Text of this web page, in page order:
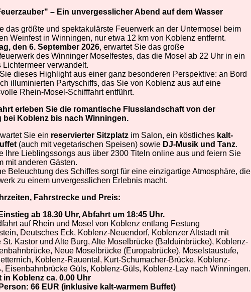
– Ein unvergesslicher Abend auf dem Wasser
das größte und spektakulärste Feuerwerk an der Untermosel beim
Weinfest in Winningen, nur etwa 12 km von Koblenz entfernt.
den 6. September 2026, erwartet Sie das große
des Winninger Moselfestes, das die Mosel ab 22 Uhr in ein
Lichtermeer verwandelt.
dieses Highlight aus einer ganz besonderen Perspektive: an Bord
illuminierten Partyschiffs, das Sie von Koblenz aus auf eine
Rhein-Mosel-Schifffahrt entführt.
erleben Sie die romantische Flusslandschaft von der
bei Koblenz bis nach Winningen.
Sie ein reservierter Sitzplatz im Salon, ein köstliches kalt-
(auch mit vegetarischen Speisen) sowie DJ-Musik und Tanz.
Ihre Lieblingssongs aus über 2300 Titeln online aus und feiern Sie
mit anderen Gästen.
Beleuchtung des Schiffes sorgt für eine einzigartige Atmosphäre, die
zu einem unvergesslichen Erlebnis macht.
Fahrstrecke und Preis:
ab 18.30 Uhr, Abfahrt um 18:45 Uhr.
auf Rhein und Mosel von Koblenz entlang Festung
Deutsches Eck, Koblenz-Neuendorf, Koblenzer Altstadt mit
St. Kastor und Alte Burg, Alte Moselbrücke (Balduinbrücke), Koblenz-
Neue Moselbrücke (Europabrücke), Moselstaustufe,
Koblenz-Rauental, Kurt-Schumacher-Brücke, Koblenz-
Eisenbahnbrücke Güls, Koblenz-Güls, Koblenz-Lay nach Winningen.
in Koblenz ca. 0.00 Uhr
66 EUR (inklusive kalt-warmem Buffet)